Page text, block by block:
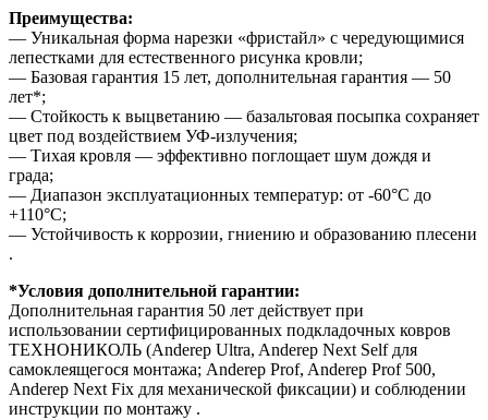
Преимущества:
— Уникальная форма нарезки «фристайл» с чередующимися
лепестками для естественного рисунка кровли;
— Базовая гарантия 15 лет, дополнительная гарантия — 50
лет*;
— Стойкость к выцветанию — базальтовая посыпка сохраняет
цвет под воздействием УФ-излучения;
— Тихая кровля — эффективно поглощает шум дождя и
града;
— Диапазон эксплуатационных температур: от -60°С до
+110°С;
— Устойчивость к коррозии, гниению и образованию плесени
.
*Условия дополнительной гарантии:
Дополнительная гарантия 50 лет действует при
использовании сертифицированных подкладочных ковров
ТЕХНОНИКОЛЬ (Anderep Ultra, Anderep Next Self для
самоклеящегося монтажа; Anderep Prof, Anderep Prof 500,
Anderep Next Fix для механической фиксации) и соблюдении
инструкции по монтажу .